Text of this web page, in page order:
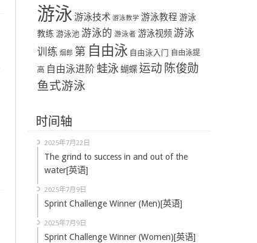
游泳游泳技术 游泳教学 游泳教程 游泳
教练 游泳池 游泳的 游泳者 游泳视频 游泳
训练 烟郎 第 自由泳 自由泳入门 自由泳提
高 自由泳进阶 蛙泳蝴蝶运动 陈俊勋
鱼式游泳
时间轴
2025年7月22日
The grind to success in and out of the
water[英语]
2025年7月9日
Sprint Challenge Winner (Men)[英语]
2025年7月9日
Sprint Challenge Winner (Women)[英语]